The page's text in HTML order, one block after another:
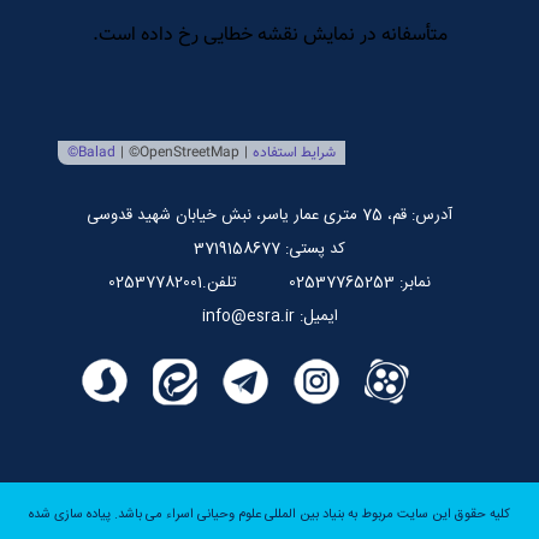
مرکز بین المللی نشر اسراء
آدرس: قم، 75 متری عمار یاسر، نبش خیابان شهید قدوسی
کد پستی: 3719158677
نمابر: 02537765253
تلفن.02537782001
ایمیل: info@esra.ir
کلیه حقوق این سایت مربوط به بنیاد بین المللی علوم وحیانی اسراء می باشد. پیاده سازی شده